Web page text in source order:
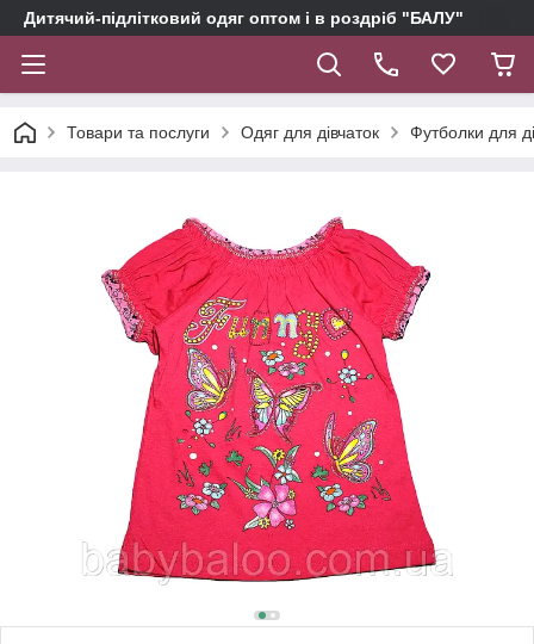
Дитячий-підлітковий одяг оптом і в роздріб "БАЛУ"
Товари та послуги Одяг для дівчаток Футболки для